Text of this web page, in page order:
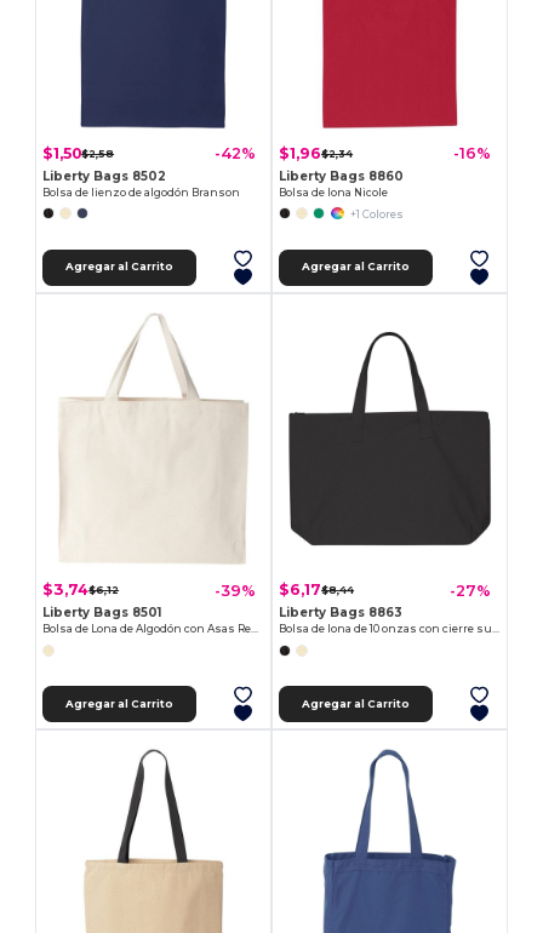
$1,50$2,58 -42%
Liberty Bags 8502
Bolsa de lienzo de algodón Branson
Agregar al Carrito
$1,96$2,34 -16%
Liberty Bags 8860
Bolsa de lona Nicole
+1 Colores
Agregar al Carrito
$3,74$6,12 -39%
Liberty Bags 8501
Bolsa de Lona de Algodón con Asas Resistentes
Agregar al Carrito
$6,17$8,44 -27%
Liberty Bags 8863
Bolsa de lona de 10 onzas con cierre superior
Agregar al Carrito